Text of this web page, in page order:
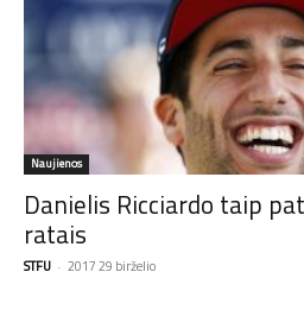
Naujienos
Danielis Ricciardo taip
ratais
STFU - 2017 29 birželio